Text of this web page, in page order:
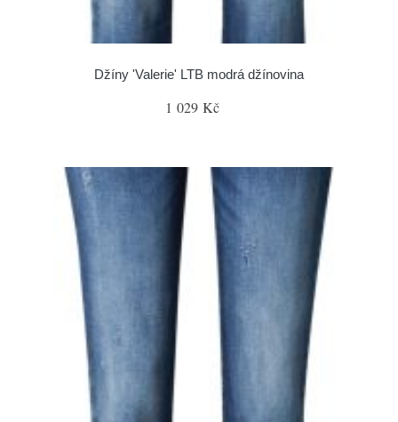
Džíny 'Valerie' LTB modrá džínovina
1 029 Kč